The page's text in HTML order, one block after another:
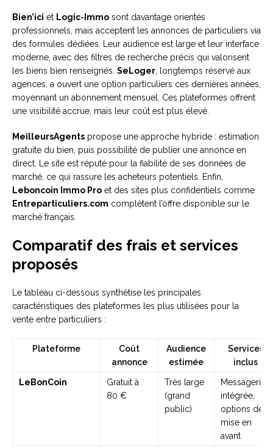
Bien’ici et Logic-Immo sont davantage orientés
professionnels, mais acceptent les annonces de particuliers via
des formules dédiées. Leur audience est large et leur interface
moderne, avec des filtres de recherche précis qui valorisent
les biens bien renseignés. SeLoger, longtemps réservé aux
agences, a ouvert une option particuliers ces dernières années,
moyennant un abonnement mensuel. Ces plateformes offrent
une visibilité accrue, mais leur coût est plus élevé.
MeilleursAgents propose une approche hybride : estimation
gratuite du bien, puis possibilité de publier une annonce en
direct. Le site est réputé pour la fiabilité de ses données de
marché, ce qui rassure les acheteurs potentiels. Enfin,
Leboncoin Immo Pro et des sites plus confidentiels comme
Entreparticuliers.com complètent l’offre disponible sur le
marché français.
Comparatif des frais et services
proposés
Le tableau ci-dessous synthétise les principales
caractéristiques des plateformes les plus utilisées pour la
vente entre particuliers :
Plateforme
Coût
annonce
Audience
estimée
Services
inclus
LeBonCoin
Gratuit à
80 €
Très large
(grand
public)
Messagerie
intégrée,
options de
mise en
avant